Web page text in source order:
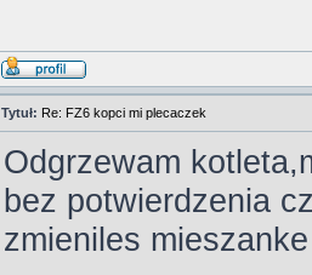
Tytuł: Re: FZ6 kopci mi plecaczek
Odgrzewam
bez potwierdzenia
zmieniles